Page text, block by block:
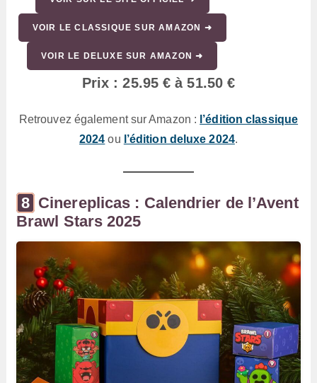
VOIR LE CLASSIQUE SUR AMAZON ➜
VOIR LE DELUXE SUR AMAZON ➜
Prix : 25.95 € à 51.50 €
Retrouvez également sur Amazon : l’édition classique
2024 ou l’édition deluxe 2024.
Cinereplicas : Calendrier de l’Avent
Brawl Stars 2025